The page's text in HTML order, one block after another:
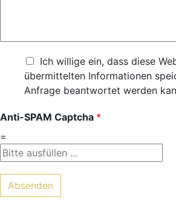
Ich willige ein, dass diese
übermittelten Informationen
Anfrage beantwortet werden
Anti-SPAM Captcha *
=
Absenden